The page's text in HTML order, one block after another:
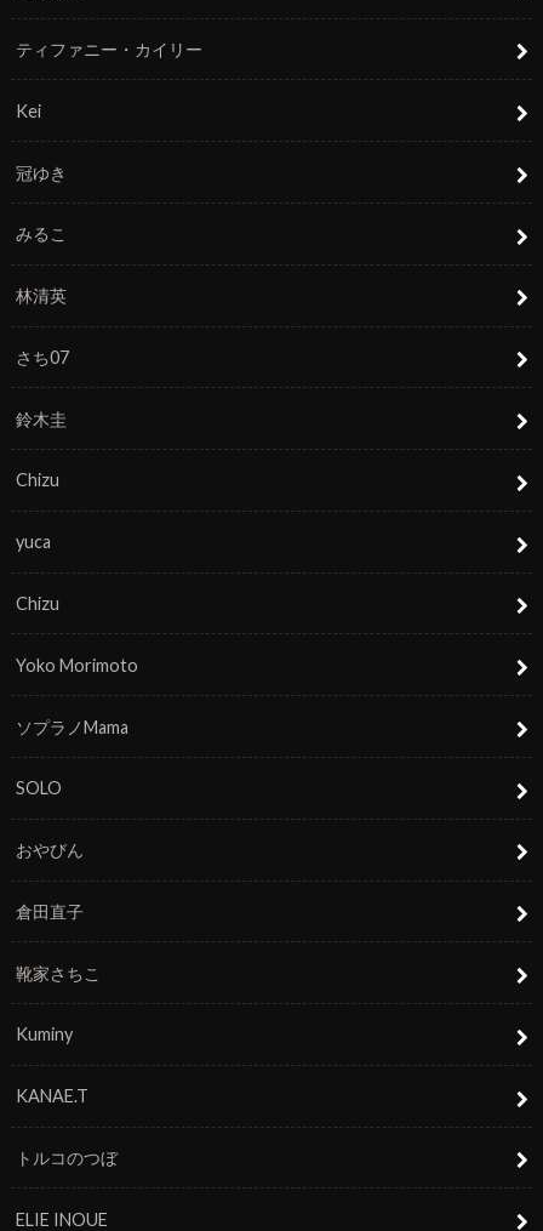
ティファニー・カイリー
Kei
冠ゆき
みるこ
林清英
さち07
鈴木圭
Chizu
yuca
Chizu
Yoko Morimoto
ソプラノMama
SOLO
おやびん
倉田直子
靴家さちこ
Kuminy
KANAE.T
トルコのつぼ
ELIE INOUE